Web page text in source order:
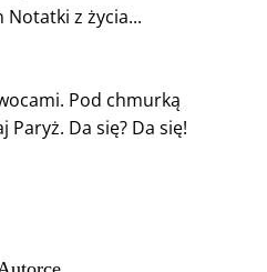
Notatki z życia...
Pod chmurką
Paryż. Da się? Da się!